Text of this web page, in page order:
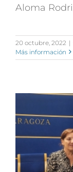
Aloma
20 octubre, 2022 |
Más información